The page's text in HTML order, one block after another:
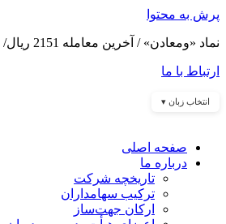
پرش به محتوا
نماد «ومعادن» / آخرین معامله 2151 ریال/ قیمت پایانی 2163 ریال……
ارتباط با ما
انتخاب زبان ▾
صفحه اصلی
درباره ما
تاریخچه شرکت
ترکیب سهامداران
ارکان جهت‌ساز